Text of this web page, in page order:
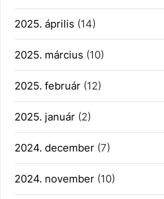
2025. április (14)
2025. március (10)
2025. február (12)
2025. január (2)
2024. december (7)
2024. november (10)